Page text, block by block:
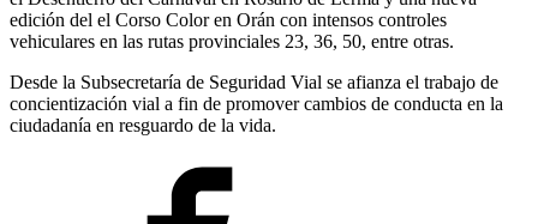
edición del el Corso Color en Orán con intensos controles
vehiculares en las rutas provinciales 23, 36, 50, entre otras.
Desde la Subsecretaría de Seguridad Vial se afianza el trabajo de
concientización vial a fin de promover cambios de conducta en la
ciudadanía en resguardo de la vida.